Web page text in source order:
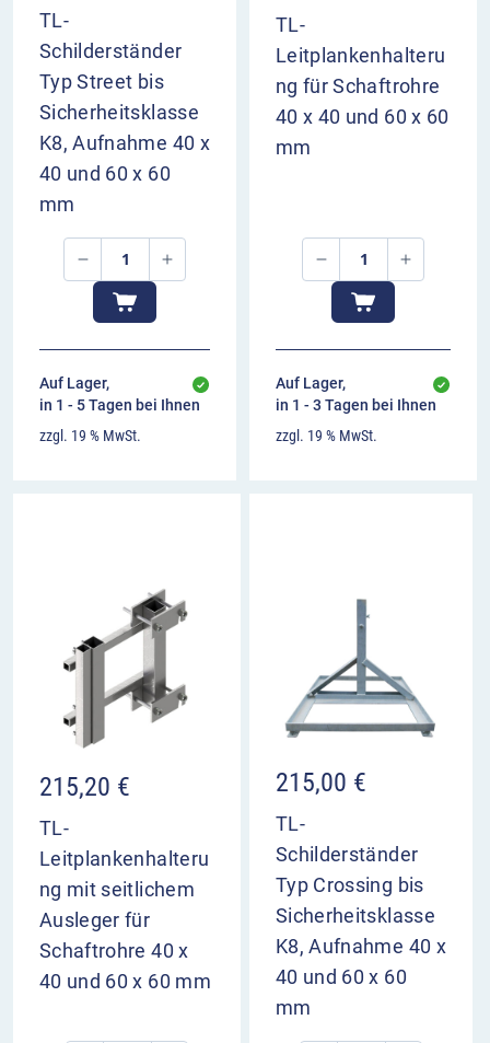
TL-
Schilderständer
Typ Street bis
Sicherheitsklasse
K8, Aufnahme 40 x
40 und 60 x 60
mm
Auf Lager,
in 1 - 5 Tagen bei Ihnen
zzgl. 19 % MwSt.
TL-
Leitplankenhalteru
ng für Schaftrohre
40 x 40 und 60 x 60
mm
Auf Lager,
in 1 - 3 Tagen bei Ihnen
zzgl. 19 % MwSt.
215,20 €
TL-
Leitplankenhalteru
ng mit seitlichem
Ausleger für
Schaftrohre 40 x
40 und 60 x 60 mm
215,00 €
TL-
Schilderständer
Typ Crossing bis
Sicherheitsklasse
K8, Aufnahme 40 x
40 und 60 x 60
mm